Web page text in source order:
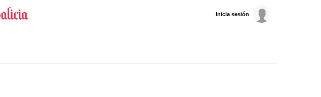
Inicia sesión